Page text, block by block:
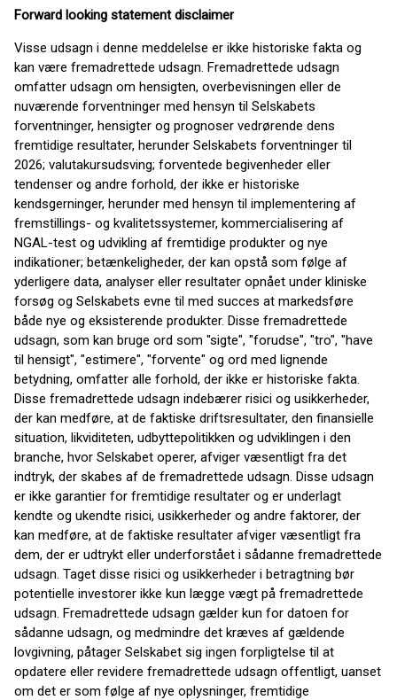
Forward looking statement disclaimer
Visse udsagn i denne meddelelse er ikke historiske fakta og
kan være fremadrettede udsagn. Fremadrettede udsagn
omfatter udsagn om hensigten, overbevisningen eller de
nuværende forventninger med hensyn til Selskabets
forventninger, hensigter og prognoser vedrørende dens
fremtidige resultater, herunder Selskabets forventninger til
2026; valutakursudsving; forventede begivenheder eller
tendenser og andre forhold, der ikke er historiske
kendsgerninger, herunder med hensyn til implementering af
fremstillings- og kvalitetssystemer, kommercialisering af
NGAL-test og udvikling af fremtidige produkter og nye
indikationer; betænkeligheder, der kan opstå som følge af
yderligere data, analyser eller resultater opnået under kliniske
forsøg og Selskabets evne til med succes at markedsføre
både nye og eksisterende produkter. Disse fremadrettede
udsagn, som kan bruge ord som "sigte", "forudse", "tro", "have
til hensigt", "estimere", "forvente" og ord med lignende
betydning, omfatter alle forhold, der ikke er historiske fakta.
Disse fremadrettede udsagn indebærer risici og usikkerheder,
der kan medføre, at de faktiske driftsresultater, den finansielle
situation, likviditeten, udbyttepolitikken og udviklingen i den
branche, hvor Selskabet operer, afviger væsentligt fra det
indtryk, der skabes af de fremadrettede udsagn. Disse udsagn
er ikke garantier for fremtidige resultater og er underlagt
kendte og ukendte risici, usikkerheder og andre faktorer, der
kan medføre, at de faktiske resultater afviger væsentligt fra
dem, der er udtrykt eller underforstået i sådanne fremadrettede
udsagn. Taget disse risici og usikkerheder i betragtning bør
potentielle investorer ikke kun lægge vægt på fremadrettede
udsagn. Fremadrettede udsagn gælder kun for datoen for
sådanne udsagn, og medmindre det kræves af gældende
lovgivning, påtager Selskabet sig ingen forpligtelse til at
opdatere eller revidere fremadrettede udsagn offentligt, uanset
om det er som følge af nye oplysninger, fremtidige